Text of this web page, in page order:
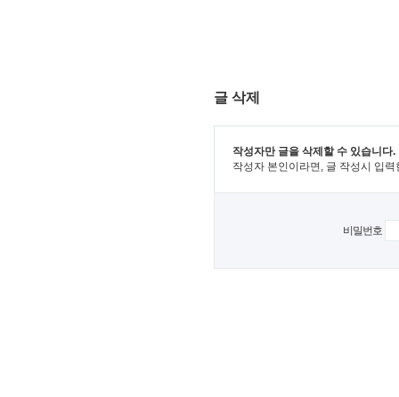
글 삭제
작성자만 글을 삭제할 수 있습니다.
작성자 본인이라면, 글 작성시 입
비밀번호